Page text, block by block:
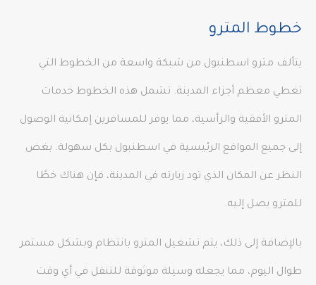
خطوط المترو
يتألف مترو اسطنبول من شبكة واسعة من الخطوط التي
تغطي معظم أجزاء المدينة. تشمل هذه الخطوط خدمات
المترو الأفقية والرأسية، مما يوفر للمسافرين إمكانية الوصول
إلى جميع المواقع الرئيسية في اسطنبول بكل سهولة. بغض
النظر عن المكان الذي تود زيارته في المدينة، فإن هناك خطًا
للمترو يصل إليه.
بالإضافة إلى ذلك، يتم تشغيل المترو بانتظام وبشكل مستمر
طوال اليوم، مما يجعله وسيلة موثوقة للتنقل في أي وقت